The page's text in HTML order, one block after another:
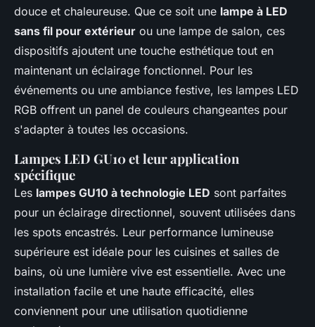
douce et chaleureuse. Que ce soit une lampe à LED
sans fil pour extérieur ou une lampe de salon, ces
dispositifs ajoutent une touche esthétique tout en
maintenant un éclairage fonctionnel. Pour les
événements ou une ambiance festive, les lampes LED
RGB offrent un panel de couleurs changeantes pour
s'adapter à toutes les occasions.
Lampes LED GU10 et leur application
spécifique
Les lampes GU10 à technologie LED sont parfaites
pour un éclairage directionnel, souvent utilisées dans
les spots encastrés. Leur performance lumineuse
supérieure est idéale pour les cuisines et salles de
bains, où une lumière vive est essentielle. Avec une
installation facile et une haute efficacité, elles
conviennent pour une utilisation quotidienne